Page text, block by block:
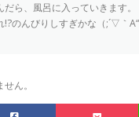
だら、風呂に入っていきます。
!?のんびりしすぎかな（;´▽｀A“
ん。